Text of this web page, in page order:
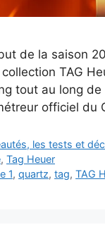
de la saison
TAG
tout au long
officiel du
les tests et
, Tag Heuer
1,quartz,tag,TAG